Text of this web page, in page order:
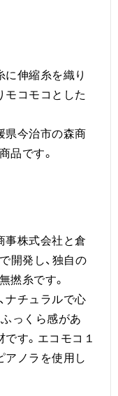
に伸縮糸を織り
モコモコとした
県今治市の森商
品です。
事株式会社と倉
開発し、独自の
撚糸です。
ナチュラルで心
っくら感があ
す。エコモコ１
アノラを使用し